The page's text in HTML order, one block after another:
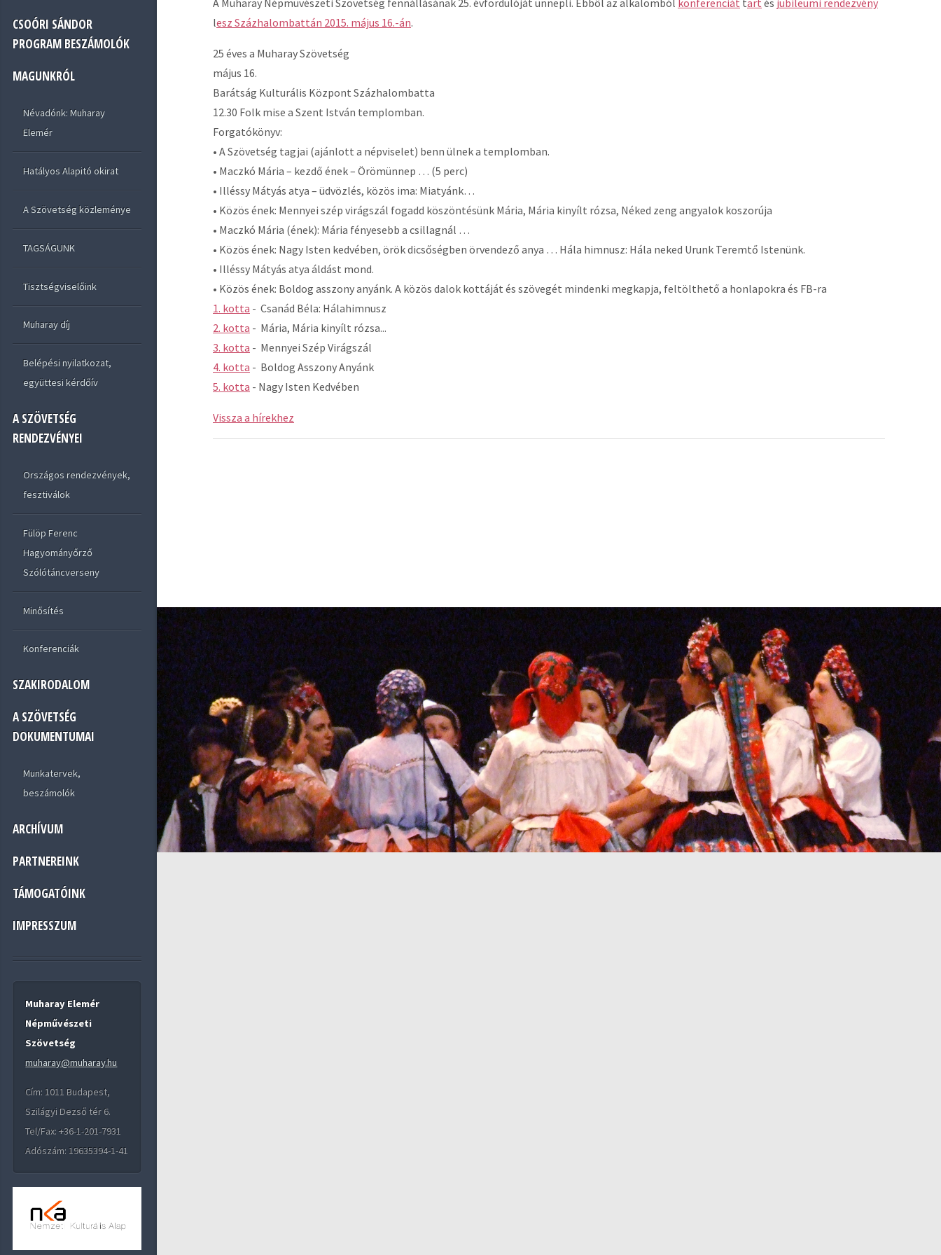
lesz Százhalombattán 2015. május 16.-án.
25 éves a Muharay Szövetség
május 16.
Barátság Kulturális Központ Százhalombatta
12.30 Folk mise a Szent István templomban.
Forgatókönyv:
• A Szövetség tagjai (ajánlott a népviselet) benn ülnek a templomban.
• Maczkó Mária – kezdő ének – Örömünnep … (5 perc)
• Illéssy Mátyás atya – üdvözlés, közös ima: Miatyánk…
• Közös ének: Mennyei szép virágszál fogadd köszöntésünk Mária, Mária kinyílt rózsa, Néked zeng angyalok koszorúja
• Maczkó Mária (ének): Mária fényesebb a csillagnál …
• Közös ének: Nagy Isten kedvében, örök dicsőségben örvendező anya … Hála himnusz: Hála neked Urunk Teremtő Istenünk.
• Illéssy Mátyás atya áldást mond.
• Közös ének: Boldog asszony anyánk. A közös dalok kottáját és szövegét mindenki megkapja, feltölthető a honlapokra és FB-ra
1. kotta - Csanád Béla: Hálahimnusz
2. kotta - Mária, Mária kinyílt rózsa...
3. kotta - Mennyei Szép Virágszál
4. kotta - Boldog Asszony Anyánk
5. kotta - Nagy Isten Kedvében
Vissza a hírekhez
CSOÓRI SÁNDOR
PROGRAM BESZÁMOLÓK
MAGUNKRÓL
Névadónk: Muharay
Elemér
Hatályos Alapitó okirat
A Szövetség közleménye
TAGSÁGUNK
Tisztségviselőink
Muharay díj
Belépési nyilatkozat,
együttesi kérdőív
A SZÖVETSÉG
RENDEZVÉNYEI
Országos rendezvények,
fesztiválok
Fülöp Ferenc
Hagyományőrző
Szólótáncverseny
Minősítés
Konferenciák
SZAKIRODALOM
A SZÖVETSÉG
DOKUMENTUMAI
Munkatervek,
beszámolók
ARCHÍVUM
PARTNEREINK
TÁMOGATÓINK
IMPRESSZUM
Muharay Elemér
Népművészeti
Szövetség
muharay@muharay.hu
Cím: 1011 Budapest,
Szilágyi Dezső tér 6.
Tel/Fax: +36-1-201-7931
Adószám: 19635394-1-41